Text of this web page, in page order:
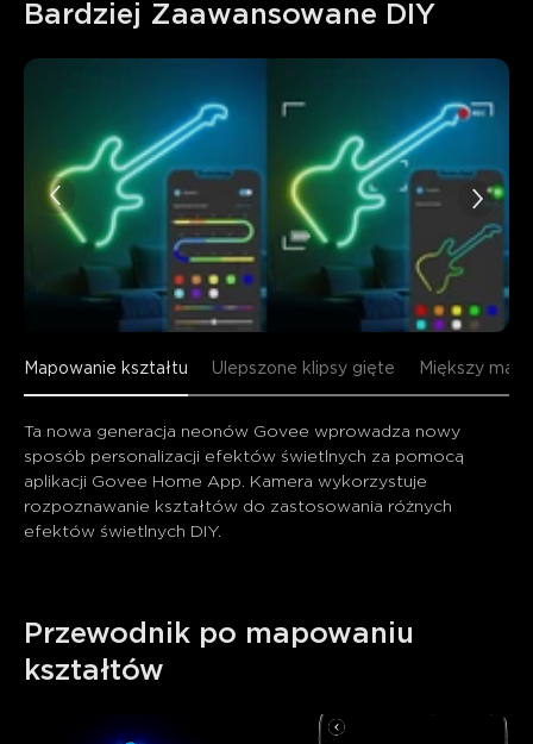
Bardziej Zaawansowane DIY
Mapowanie kształtu Ulepszone klipsy gięte Miększy
Ta nowa generacja neonów Govee wprowadza nowy
sposób personalizacji efektów świetlnych za pomocą
aplikacji Govee Home App. Kamera wykorzystuje
rozpoznawanie kształtów do zastosowania różnych
efektów świetlnych DIY.
Przewodnik po mapowaniu